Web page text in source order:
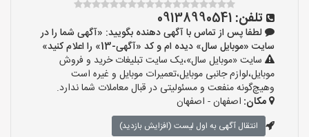
تلفن: 09138990541
لطفا پس از تماس با آگهی دهنده بگویید: «آگهی شما را در
سایت «موبایل سال» دیده ام و کد «آگهی-13» را اعلام کنید»
سایت «موبایل سال»،یک سایت تبلیغات خرید و فروش
موبایل،لوازم جانبی موبایل،تعمیرات موبایل و غیره است
وهیچ‌گونه منفعت و مسئولیتی در قبال معاملات شما ندارد.
مکان: اصفهان - اصفهان
انتقال آگهی به اول لیست (افزایش بازدید)